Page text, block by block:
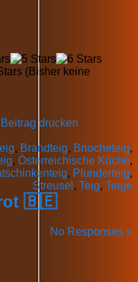
(Bisher keine
drucken
, Brandteig, Briocheteig,
, Österreichische Küche,
, Plunderteig,
Streusel , Teig, Teige
🇧🇪
No Responses »